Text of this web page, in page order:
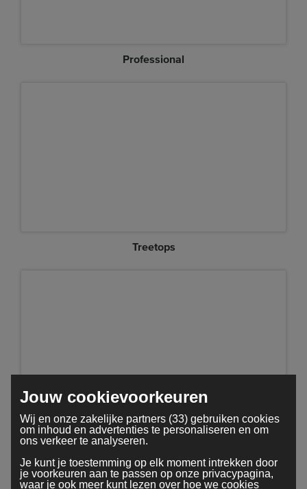
Professional
Treetops
Minimal
Jouw cookievoorkeuren
Wij en onze zakelijke partners (33) gebruiken cookies
om inhoud en advertenties te personaliseren en om
ons verkeer te analyseren.
Je kunt je toestemming op elk moment intrekken door
je voorkeuren aan te passen op onze privacypagina,
waar je ook meer kunt lezen over hoe we cookies